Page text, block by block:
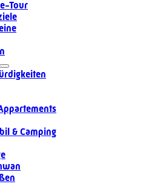
Tour
& Camping